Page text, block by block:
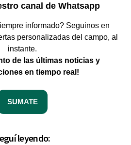
canal de Whatsapp
informado? Seguinos en
personalizadas del campo, al
instante.
de las últimas noticias y
en tiempo real!
SUMATE
leyendo: